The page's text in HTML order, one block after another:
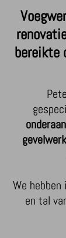
bereikte
We
en tal